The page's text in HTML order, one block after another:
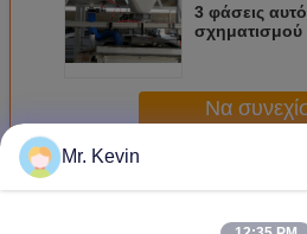
3 φάσεις
σχηματισμού
Να
Περισσότεροι
Mr. Kevin